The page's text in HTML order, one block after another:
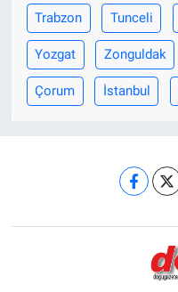
Trabzon Tunceli
Yozgat Zonguldak
Çorum İstanbul